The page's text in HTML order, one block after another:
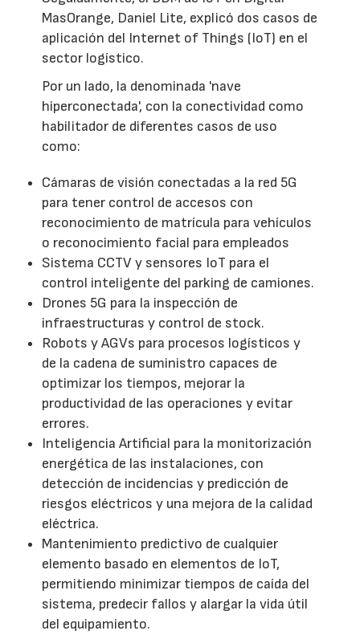
MasOrange, Daniel Lite, explicó dos casos de
aplicación del Internet of Things (IoT) en el
sector logístico.
Por un lado, la denominada 'nave
hiperconectada', con la conectividad como
habilitador de diferentes casos de uso
como:
Cámaras de visión conectadas a la red 5G
para tener control de accesos con
reconocimiento de matrícula para vehículos
o reconocimiento facial para empleados
Sistema CCTV y sensores IoT para el
control inteligente del parking de camiones.
Drones 5G para la inspección de
infraestructuras y control de stock.
Robots y AGVs para procesos logísticos y
de la cadena de suministro capaces de
optimizar los tiempos, mejorar la
productividad de las operaciones y evitar
errores.
Inteligencia Artificial para la monitorización
energética de las instalaciones, con
detección de incidencias y predicción de
riesgos eléctricos y una mejora de la calidad
eléctrica.
Mantenimiento predictivo de cualquier
elemento basado en elementos de IoT,
permitiendo minimizar tiempos de caída del
sistema, predecir fallos y alargar la vida útil
del equipamiento.